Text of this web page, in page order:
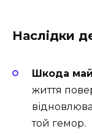
Наслідки
Шкода
життя
той гемор.